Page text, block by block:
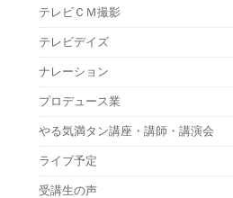
テレビＣＭ撮影
テレビデイズ
ナレーション
プロデュース業
やる気満タン講座・講師・講演会
ライブ予定
受講生の声